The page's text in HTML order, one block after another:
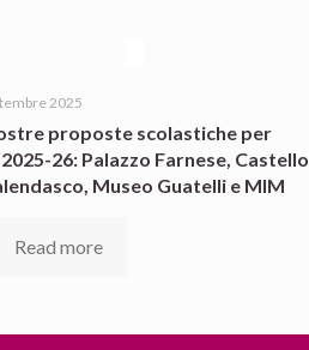
2025
proposte scolastiche per
2025-26: Palazzo Farnese, Castello
Museo Guatelli e MIM
Read more